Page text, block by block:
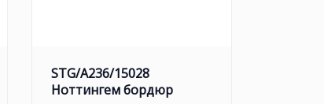
STG/A236/15028
Ноттингем бордюр